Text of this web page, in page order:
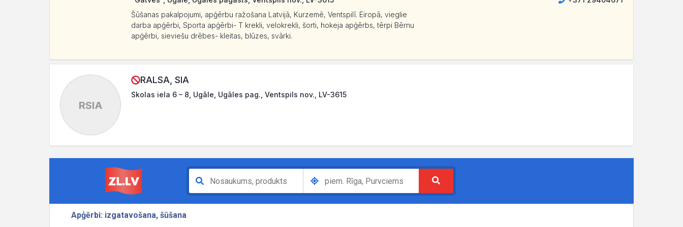
Šūšanas pakalpojumi, apģērbu ražošana Latvijā, Kurzemē, Ventspilī. Eiropā, vieglie
darba apģērbi, Sporta apģērbi- T krekli, velokrekli, šorti, hokeja apģērbs, tērpi Bērnu
apģērbi, sieviešu drēbes- kleitas, blūzes, svārki.
RSIA
RALSA, SIA
Skolas iela 6 – 8, Ugāle, Ugāles pag., Ventspils nov., LV-3615